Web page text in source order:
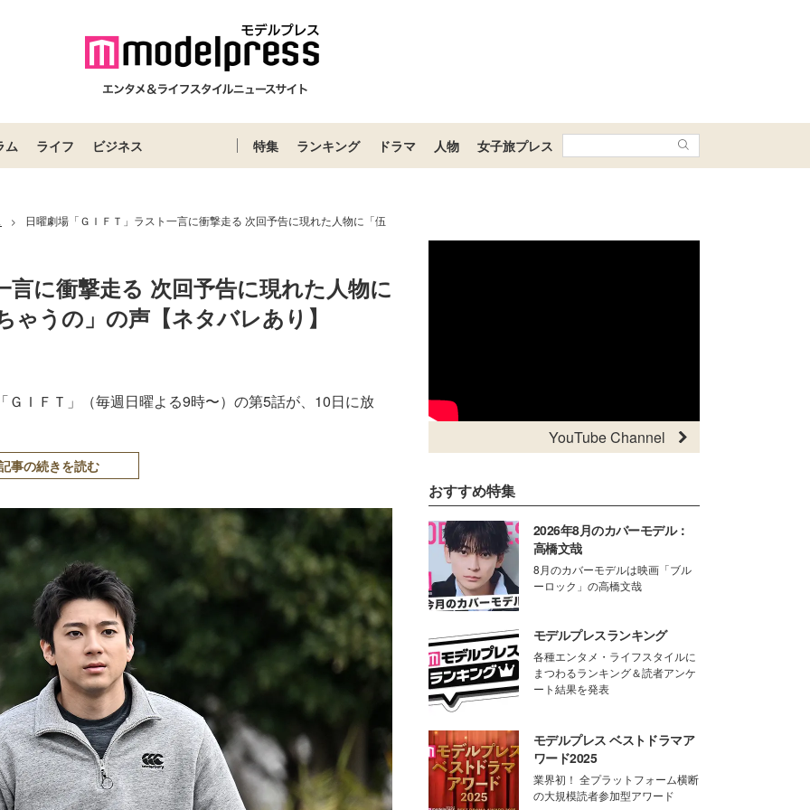
ム ライフ ビジネス 特集 ランキング ドラマ 人物 女子旅プレス
> 日曜劇場「ＧＩＦＴ」ラスト一言に衝撃走る 次回予告に現れた人物に「伍
に衝撃走る 次回予告に現れた人物に
うの」の声【ネタバレあり】
ＩＦＴ」（毎週日曜よる9時〜）の第5話が、10日に放
事の続きを読む
YouTube Channel
おすすめ特集
2026年8月のカバーモデル：
高橋文哉
8月のカバーモデルは映画「ブル
ーロック」の高橋文哉
モデルプレスランキング
各種エンタメ・ライフスタイルに
まつわるランキング＆読者アンケ
ート結果を発表
モデルプレス ベストドラマア
ワード2025
業界初！ 全プラットフォーム横断
の大規模読者参加型アワード